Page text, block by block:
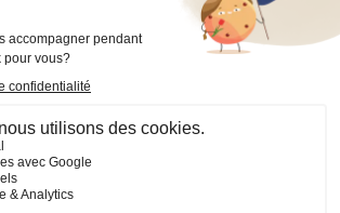

INFORMATIONS
PRODUITS 
NOS SERVICES